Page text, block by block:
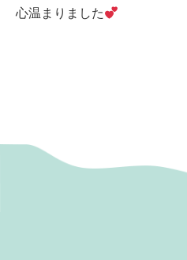
心温まりました